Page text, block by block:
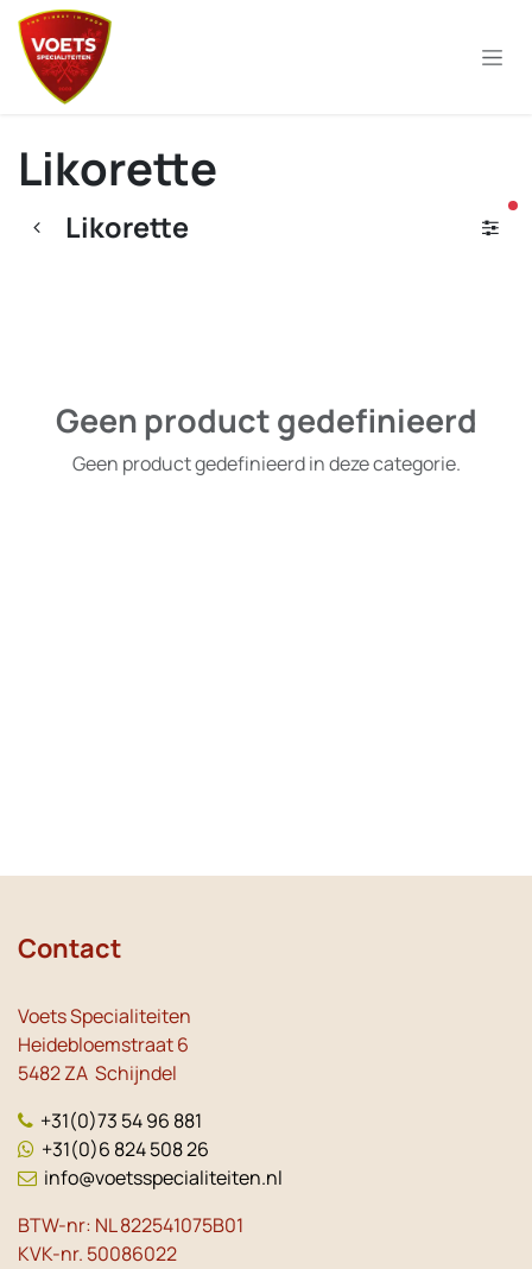
Overslaan naar inhoud
Likorette
Likorette
Geen product gedefinieerd
Geen product gedefinieerd in deze categorie.
Contact
Voets Specialiteiten
Heidebloemstraat 6
5482 ZA Schijndel
+31(0)73 54 96 881
+31(0)6 824 508 26
info@voetsspecialiteiten.nl
BTW-nr: NL 822541075B01
KVK-nr. 50086022